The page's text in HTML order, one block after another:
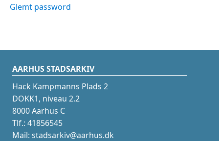
Glemt password
AARHUS STADSARKIV
Hack Kampmanns Plads 2
DOKK1, niveau 2.2
8000 Aarhus C
Tlf.: 41856545
Mail: stadsarkiv@aarhus.dk